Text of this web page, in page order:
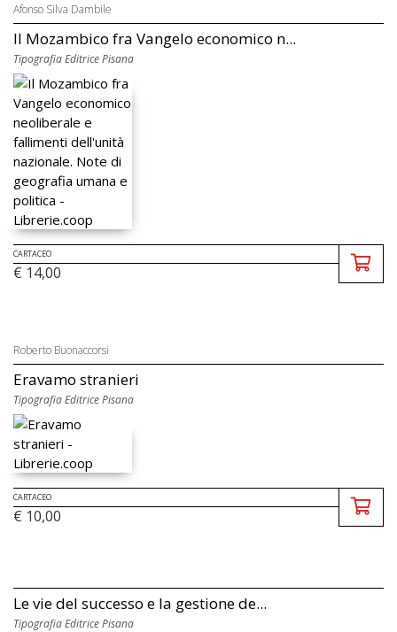
Afonso Silva Dambile
Il Mozambico fra Vangelo economico n...
Tipografia Editrice Pisana
CARTACEO
€ 14,00
Roberto Buonaccorsi
Eravamo stranieri
Tipografia Editrice Pisana
CARTACEO
€ 10,00
Le vie del successo e la gestione de...
Tipografia Editrice Pisana